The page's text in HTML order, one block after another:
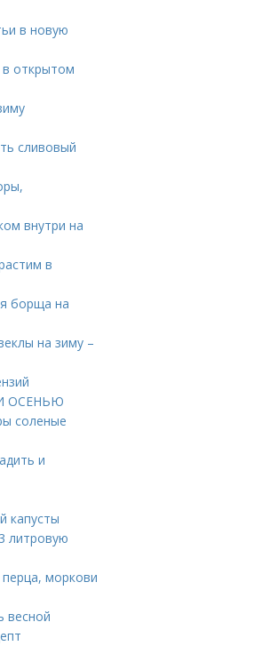
в новую
открытом
сливовый
внутри на
в
борща на
на зиму –
ОСЕНЬЮ
соленые
и
капусты
литровую
моркови
весной